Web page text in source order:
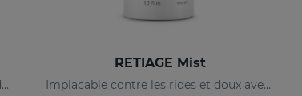
Routine complète avec un maximum d'hydratation, d'éclat et d'action anti-âge.
RETIAGE Mist
Implacable contre les rides et doux avec votre peau